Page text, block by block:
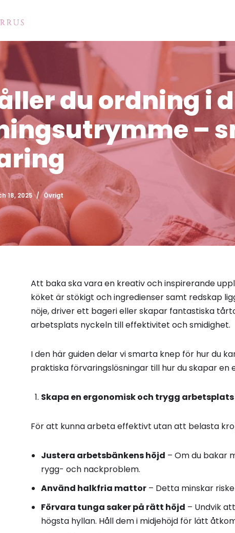
du ordning i
–
18, 2025 Övrigt
Att baka ska vara en kreativ och inspirerande
köket är stökigt och ingredienser samt redskap
nöje, driver ett bageri eller skapar fantastiska
arbetsplats nyckeln till effektivitet och smidighet.
I den här guiden delar vi smarta knep för hur du
praktiska förvaringslösningar till hur du skapar
Skapa en ergonomisk och trygg arbetsplats
För att kunna arbeta effektivt utan att belasta
Justera arbetsbänkens höjd – Om du bakar
rygg- och nackproblem.
Använd halkfria mattor – Detta minskar
Förvara tunga saker på rätt höjd – Undvik
högsta hyllan. Håll dem i midjehöjd för lätt